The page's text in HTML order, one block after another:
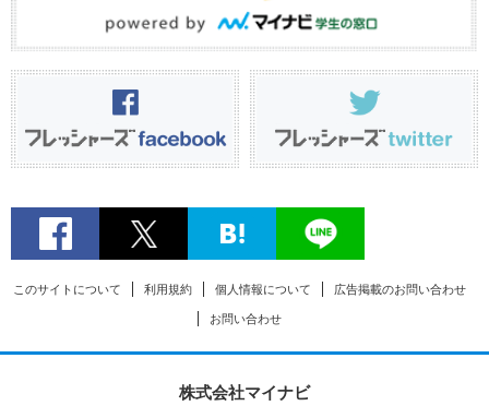
このサイトについて 利用規約 個人情報について 広告掲載のお問い合わせ
お問い合わせ
株式会社マイナビ